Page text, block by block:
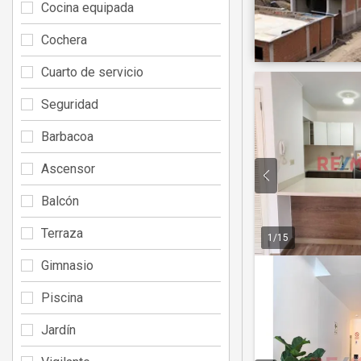
1 /15
Cocina equipada
Cochera
Cuarto de servicio
Seguridad
Barbacoa
Ascensor
Balcón
Terraza
Gimnasio
Piscina
Jardín